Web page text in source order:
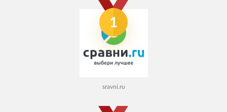
1
sravni.ru